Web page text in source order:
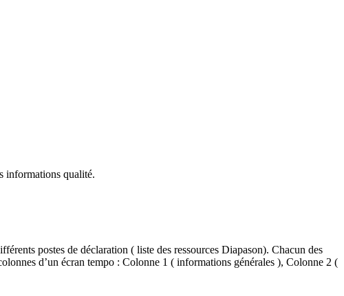
informations qualité.
postes de déclaration ( liste des ressources Diapason). Chacun des
d’un écran tempo : Colonne 1 ( informations générales ), Colonne 2 (